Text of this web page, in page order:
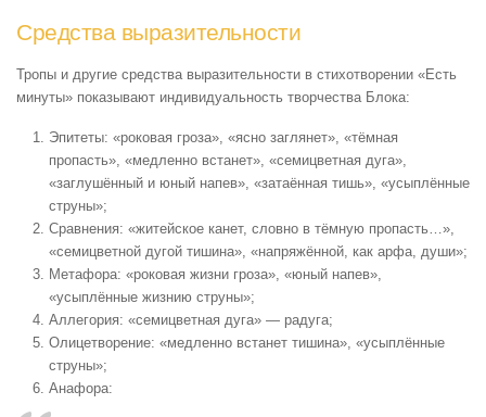
Средства выразительности
Тропы и другие средства выразительности в стихотворении «Есть
минуты» показывают индивидуальность творчества Блока:
Эпитеты: «роковая гроза», «ясно заглянет», «тёмная
пропасть», «медленно встанет», «семицветная дуга»,
«заглушённый и юный напев», «затаённая тишь», «усыплённые
струны»;
Сравнения: «житейское канет, словно в тёмную пропасть…»,
«семицветной дугой тишина», «напряжённой, как арфа, души»;
Метафора: «роковая жизни гроза», «юный напев»,
«усыплённые жизнию струны»;
Аллегория: «семицветная дуга» — радуга;
Олицетворение: «медленно встанет тишина», «усыплённые
струны»;
Анафора: